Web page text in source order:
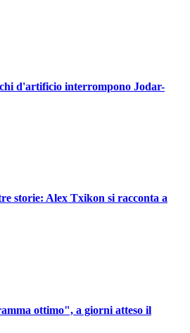
d'artificio interrompono Jodar-
storie: Alex Txikon si racconta a
ottimo", a giorni atteso il